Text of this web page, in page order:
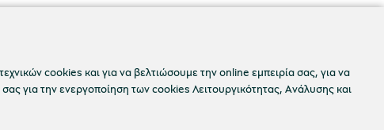
cookies και για να βελτιώσουμε την online εμπειρία σας, για να
για την ενεργοποίηση των cookies Λειτουργικότητας, Ανάλυσης και